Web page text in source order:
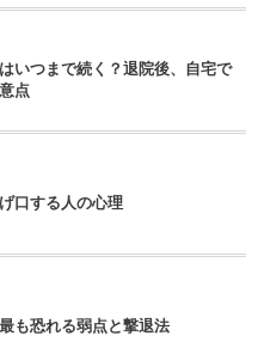
いつまで続く？退院後、自宅で
点
口する人の心理
も恐れる弱点と撃退法